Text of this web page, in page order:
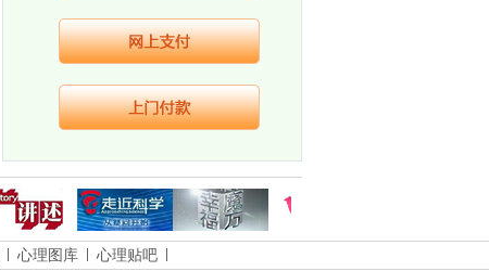
心理图库 心理贴吧